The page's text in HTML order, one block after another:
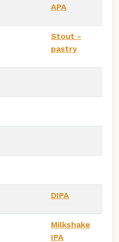
APA
Stout -
pastry
DIPA
Milkshake
IPA